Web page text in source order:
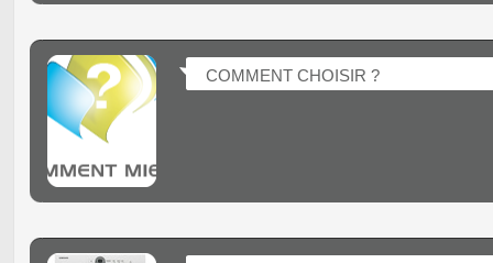
COMMENT CHOISIR ?